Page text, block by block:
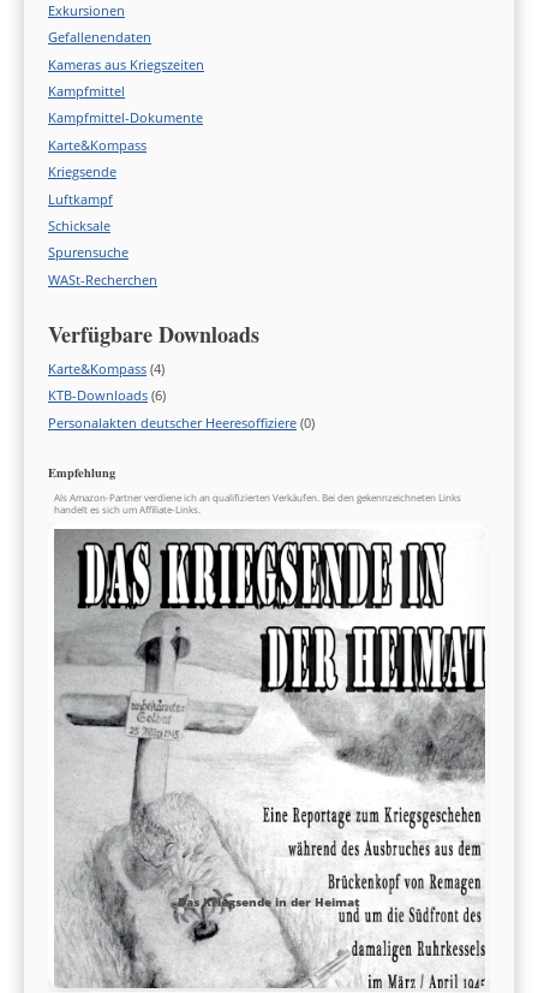
Exkursionen
Gefallenendaten
Kameras aus Kriegszeiten
Kampfmittel
Kampfmittel-Dokumente
Karte&Kompass
Kriegsende
Luftkampf
Schicksale
Spurensuche
WASt-Recherchen
Verfügbare Downloads
Karte&Kompass (4)
KTB-Downloads (6)
Personalakten deutscher Heeresoffiziere (0)
Empfehlung
Als Amazon-Partner verdiene ich an qualifizierten Verkäufen. Bei den gekennzeichneten Links
handelt es sich um Affiliate-Links.
Das Kriegsende in der Heimat